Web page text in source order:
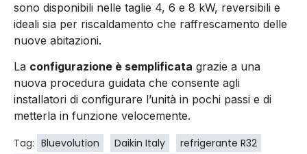
sono disponibili nelle taglie 4, 6 e 8 kW, reversibili e
ideali sia per riscaldamento che raffrescamento delle
nuove abitazioni.
La configurazione è semplificata grazie a una
nuova procedura guidata che consente agli
installatori di configurare l’unità in pochi passi e di
metterla in funzione velocemente.
Tag: Bluevolution Daikin Italy
refrigerante R32